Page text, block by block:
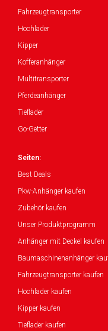
Fahrzeugtransporter
Hochlader
Kipper
Kofferanhänger
Multitransporter
Pferdeanhänger
Tieflader
Go-Getter
Seiten:
Best Deals
Pkw-Anhänger kaufen
Zubehör kaufen
Unser Produktprogramm
Anhänger mit Deckel kaufen
Baumaschinenanhänger
Fahrzeugtransporter kaufen
Hochlader kaufen
Kipper kaufen
Tieflader kaufen